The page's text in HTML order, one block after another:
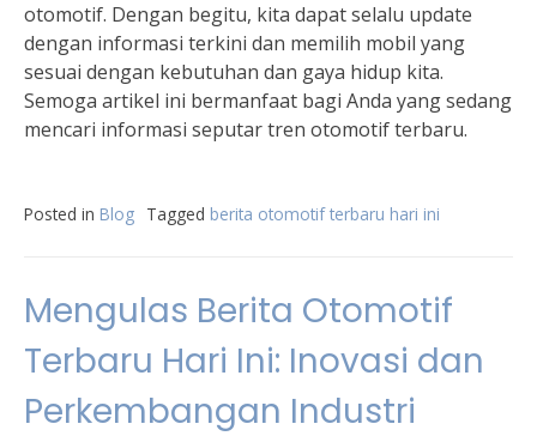
otomotif. Dengan begitu, kita dapat selalu update
dengan informasi terkini dan memilih mobil yang
sesuai dengan kebutuhan dan gaya hidup kita.
Semoga artikel ini bermanfaat bagi Anda yang sedang
mencari informasi seputar tren otomotif terbaru.
Posted in Blog Tagged berita otomotif terbaru hari ini
Mengulas Berita Otomotif
Terbaru Hari Ini: Inovasi dan
Perkembangan Industri